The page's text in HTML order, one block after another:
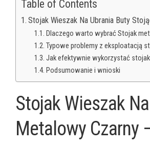
Table of Contents
Stojak Wieszak Na Ubrania Buty
Dlaczego warto wybrać Stojak
Typowe problemy z eksploatacją
Jak efektywnie wykorzystać
Podsumowanie i wnioski
Stojak Wieszak
Metalowy Czarny